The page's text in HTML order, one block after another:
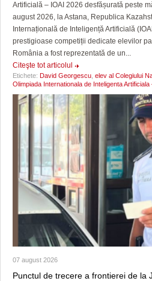
Artificială – IOAI 2026 desfășurată peste
august 2026, la Astana, Republica
Internațională de Inteligență Artificială
prestigioase competiții dedicate elevilor
România a fost reprezentată de un...
Citeşte tot articolul
Etichete: David Georgescu elev al Colegiului
Olimpiada Internationala de Inteligenta Artificiala
07 august 2026
Punctul de trecere a frontierei de la